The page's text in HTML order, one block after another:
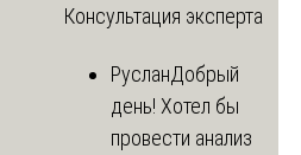
Консультация эксперта
РусланДобрый
день! Хотел бы
провести анализ